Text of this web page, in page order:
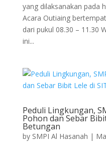
yang dilaksanakan pada
Acara Outiaing
dari pukul 08.30 – 11.30
ini...
Peduli Lingkungan,
Pohon dan Sebar
Betungan
by SMPI Al Hasanah |